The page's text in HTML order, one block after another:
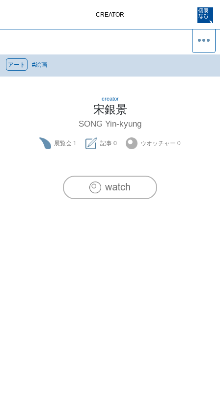
CREATOR
アート #絵画
creator
宋銀景
SONG Yin-kyung
展覧会 1 記事 0 ウオッチャー 0